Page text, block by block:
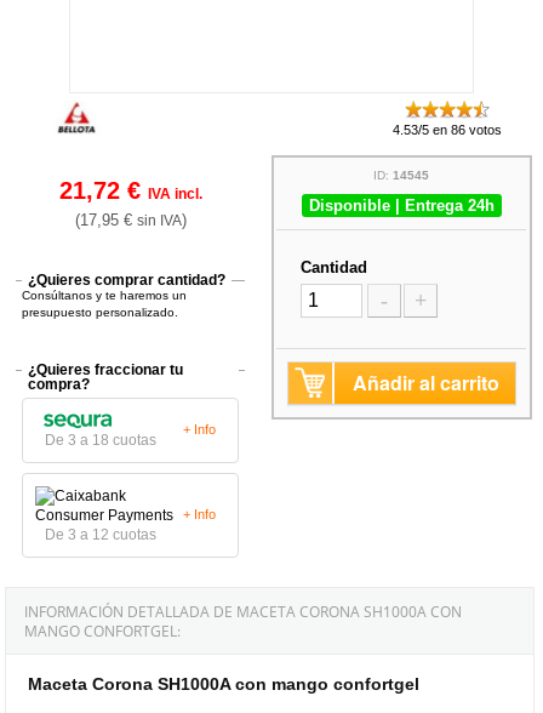
4.53/5 en 86 votos
21,72 € IVA incl.
(17,95 € sin IVA)
¿Quieres comprar cantidad?
Consúltanos y te haremos un
presupuesto personalizado.
¿Quieres fraccionar tu
compra?
De 3 a 18 cuotas
+ Info
De 3 a 12 cuotas
+ Info
ID:14545
Disponible | Entrega 24h
Cantidad
- +
Añadir al carrito
INFORMACIÓN DETALLADA DE MACETA CORONA SH1000A CON
MANGO CONFORTGEL:
Maceta Corona SH1000A con mango confortgel